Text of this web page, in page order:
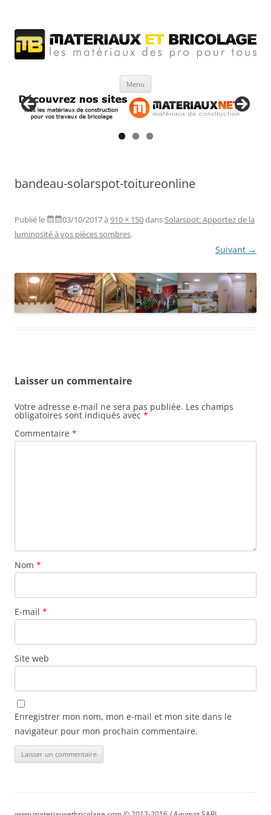
Menu
bandeau-solarspot-toitureonline
Publié le 03/10/2017à 910 × 150dansSolarspot: Apportez de la
luminosité à vos pièces sombres.
Suivant →
Laisser un commentaire
Votre adresse e-mail ne sera pas publiée. Les champs
obligatoires sont indiqués avec *
Commentaire *
Nom *
E-mail *
Site web
Enregistrer mon nom, mon e-mail et mon site dans le
navigateur pour mon prochain commentaire.